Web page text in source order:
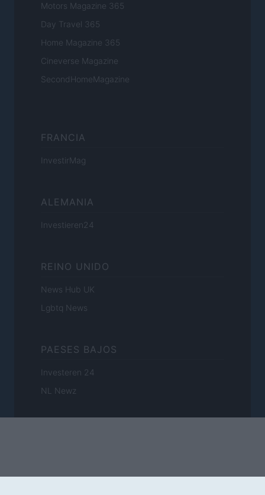
Motors Magazine 365
Day Travel 365
Home Magazine 365
Cineverse Magazine
SecondHomeMagazine
FRANCIA
InvestirMag
ALEMANIA
Investieren24
REINO UNIDO
News Hub UK
Lgbtq News
PAESES BAJOS
Investeren 24
NL Newz